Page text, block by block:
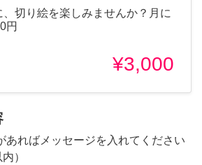
切り絵を楽しみませんか？月に
円
¥3,000
あればメッセージを入れてください
）